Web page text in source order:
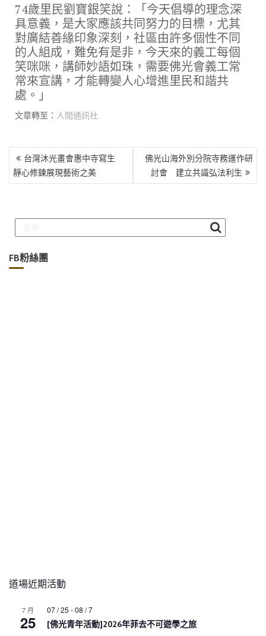
74歲里民劉寶銀笑說：「今天倡導的理念深
具意義，是大家應該共同努力的目標，尤其
對廣結善緣印象深刻，社區由許多個性不同
的人組成，難免有是非，今天來的義工每個
笑咪咪，講師妙語如珠，需要佛光會義工常
常來宣講，才能轉變人心增進里民和諧共
處。」
文章轉至： 人間通訊社
文
章
導
台灣沐光畫會惠中寺寫生
靜心修鍊展現藝術之美
佛光山海外別分院寺務運作研
討會 建立共識弘法利生
FB粉絲團
道場近期活動
7 月
25
07 / 25 -08 / 7
[佛光青年活動]2026年菲去不可遊學之旅